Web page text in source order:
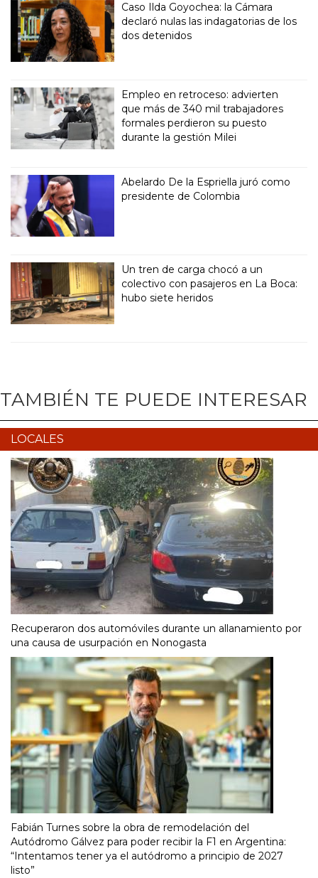
Caso Ilda Goyochea: la Cámara
declaró nulas las indagatorias de los
dos detenidos
Empleo en retroceso: advierten
que más de 340 mil trabajadores
formales perdieron su puesto
durante la gestión Milei
Abelardo De la Espriella juró como
presidente de Colombia
Un tren de carga chocó a un
colectivo con pasajeros en La Boca:
hubo siete heridos
TAMBIÉN TE PUEDE INTERESAR
LOCALES
Recuperaron dos automóviles durante un allanamiento por
una causa de usurpación en Nonogasta
Fabián Turnes sobre la obra de remodelación del
Autódromo Gálvez para poder recibir la F1 en Argentina:
“Intentamos tener ya el autódromo a principio de 2027
listo”